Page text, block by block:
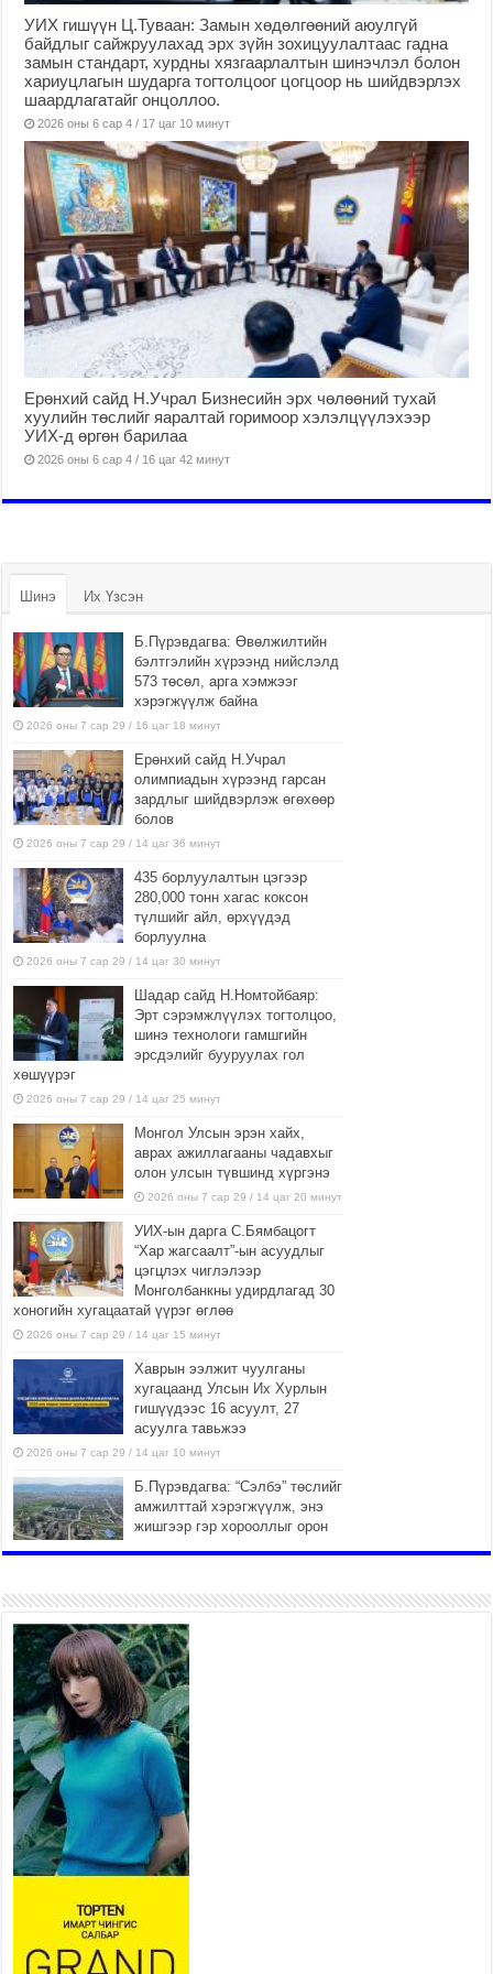
УИХ гишүүн Ц.Туваан: Замын хөдөлгөөний аюулгүй
байдлыг сайжруулахад эрх зүйн зохицуулалтаас гадна
замын стандарт, хурдны хязгаарлалтын шинэчлэл болон
хариуцлагын шударга тогтолцоог цогцоор нь шийдвэрлэх
шаардлагатайг онцоллоо.
2026 оны 6 сар 4 / 17 цаг 10 минут
Ерөнхий сайд Н.Учрал Бизнесийн эрх чөлөөний тухай
хуулийн төслийг яаралтай горимоор хэлэлцүүлэхээр
УИХ-д өргөн барилаа
2026 оны 6 сар 4 / 16 цаг 42 минут
Шинэ Их Үзсэн
Б.Пүрэвдагва: Өвөлжилтийн
бэлтгэлийн хүрээнд нийслэлд
573 төсөл, арга хэмжээг
хэрэгжүүлж байна
2026 оны 7 сар 29 / 16 цаг 18 минут
Ерөнхий сайд Н.Учрал
олимпиадын хүрээнд гарсан
зардлыг шийдвэрлэж өгөхөөр
болов
2026 оны 7 сар 29 / 14 цаг 36 минут
435 борлуулалтын цэгээр
280,000 тонн хагас коксон
түлшийг айл, өрхүүдэд
борлуулна
2026 оны 7 сар 29 / 14 цаг 30 минут
Шадар сайд Н.Номтойбаяр:
Эрт сэрэмжлүүлэх тогтолцоо,
шинэ технологи гамшгийн
эрсдэлийг бууруулах гол
хөшүүрэг
2026 оны 7 сар 29 / 14 цаг 25 минут
Монгол Улсын эрэн хайх,
аврах ажиллагааны чадавхыг
олон улсын түвшинд хүргэнэ
2026 оны 7 сар 29 / 14 цаг 20 минут
УИХ-ын дарга С.Бямбацогт
“Хар жагсаалт”-ын асуудлыг
цэгцлэх чиглэлээр
Монголбанкны удирдлагад 30
хоногийн хугацаатай үүрэг өглөө
2026 оны 7 сар 29 / 14 цаг 15 минут
Хаврын ээлжит чуулганы
хугацаанд Улсын Их Хурлын
гишүүдээс 16 асуулт, 27
асуулга тавьжээ
2026 оны 7 сар 29 / 14 цаг 10 минут
Б.Пүрэвдагва: “Сэлбэ” төслийг
амжилттай хэрэгжүүлж, энэ
жишгээр гэр хорооллыг орон
Иргэд нийгмийн харилцаа,
хөдөлмөр эрхлэхэд
тулгамдаж буй асуудлаа УИХ-
ын гишүүнд уламжиллаа
2026 оны 7 сар 29 / 9 цаг 52 минут
“СМАРТ СЭЛБЭ СИТИ”-Г
ЗОРИЛТОТ БҮЛЭГТ ХҮРГЭХ
ХҮРЭЭНД МКВ-ИЙН ҮНИЙГ
БУУЛГАХ ҮҮРЭГ ӨГӨВ
2026 оны 7 сар 28 / 16 цаг 47 минут
Эдийн засгийн эрх чөлөөний тухай хуулийн үр
дүнд хөрөнгө оруулалтын таатай орчин бүрдэнэ
Нийгмийн чиглэлийн төслүүдийн санхүүжилтэд
хийгдэж буй шалгалтын улмаас сургуулийн
бүтээн байгуулалтын төслийн ашиглалтад орох